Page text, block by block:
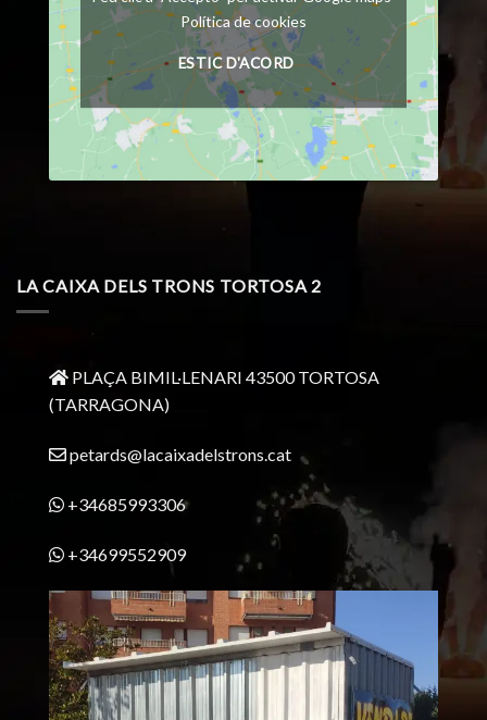
Política de cookies
ESTIC D'ACORD
LA CAIXA DELS TRONS TORTOSA 2
PLAÇA BIMIL·LENARI 43500 TORTOSA
(TARRAGONA)
petards@lacaixadelstrons.cat
+34685993306
+34699552909